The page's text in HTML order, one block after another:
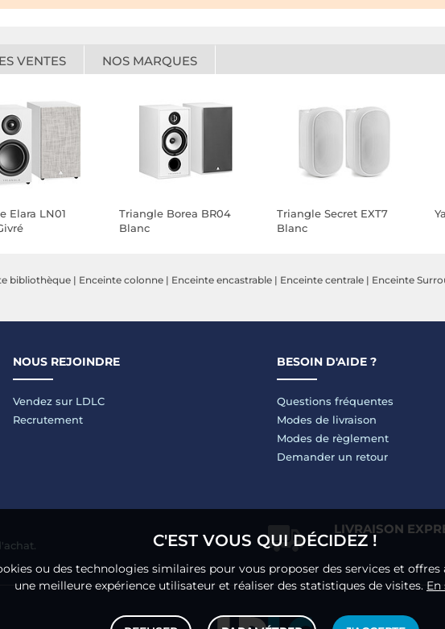
VENTES NOS MARQUES
Elara LN01
Triangle Borea BR04
Blanc
Triangle Secret EXT7
Blanc
bibliothèque | Enceinte colonne | Enceinte encastrable | Enceinte centrale | Enceinte
NOUS REJOINDRE
Vendez sur LDLC
Recrutement
BESOIN D'AIDE ?
Questions fréquentes
Modes de livraison
Modes de règlement
Demander un retour
LIVRAISON
C'EST VOUS QUI DÉCIDEZ !
ou des technologies similaires pour vous proposer des services et
une meilleure expérience utilisateur et réaliser des statistiques de visites. En